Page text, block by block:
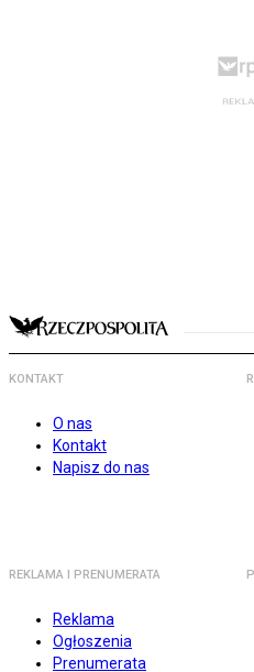
KONTAKT
O nas
Kontakt
Napisz do nas
REKLAMA I PRENUMERATA
Reklama
Ogłoszenia
Prenumerata